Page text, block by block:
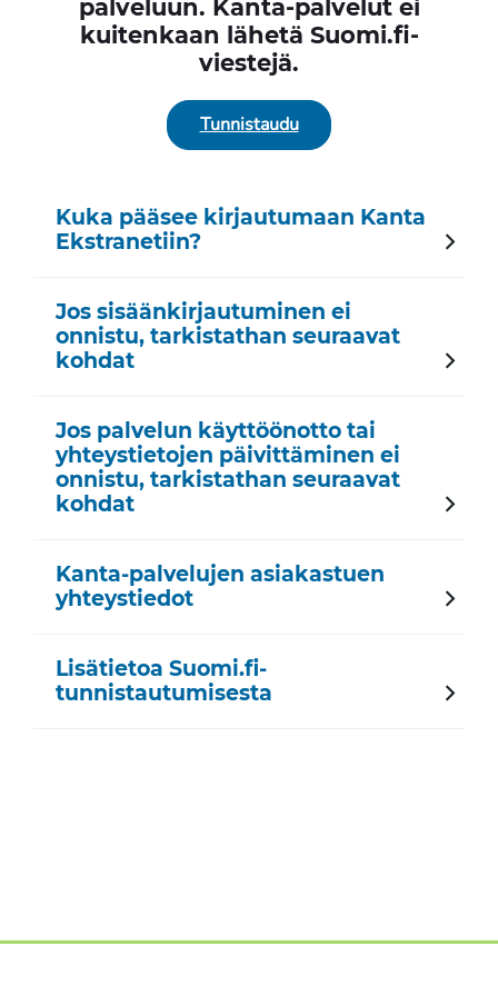
palveluun. Kanta-palvelut ei
kuitenkaan lähetä Suomi.fi-
viestejä.
Tunnistaudu
Kuka pääsee kirjautumaan Kanta
Ekstranetiin?
Jos sisäänkirjautuminen ei
onnistu, tarkistathan seuraavat
kohdat
Jos palvelun käyttöönotto tai
yhteystietojen päivittäminen ei
onnistu, tarkistathan seuraavat
kohdat
Kanta-palvelujen asiakastuen
yhteystiedot
Lisätietoa Suomi.fi-
tunnistautumisesta